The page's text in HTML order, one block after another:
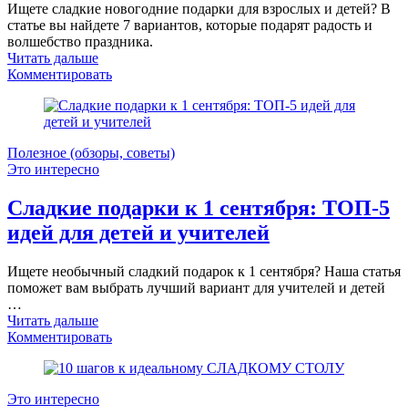
Ищете сладкие новогодние подарки для взрослых и детей? В
статье вы найдете 7 вариантов, которые подарят радость и
волшебство праздника.
Читать дальше
Комментировать
Полезное (обзоры, советы)
Это интересно
Сладкие подарки к 1 сентября: ТОП-5
идей для детей и учителей
Ищете необычный сладкий подарок к 1 сентября? Наша статья
поможет вам выбрать лучший вариант для учителей и детей
…
Читать дальше
Комментировать
Это интересно